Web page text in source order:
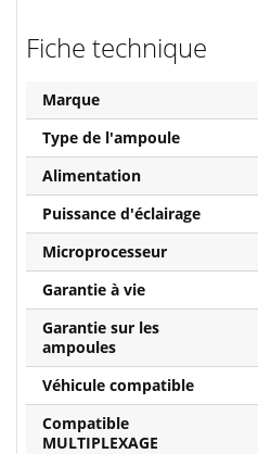
Fiche technique
Marque
Type de l'ampoule
Alimentation
Puissance d'éclairage
Microprocesseur
Garantie à vie
Garantie sur les
ampoules
Véhicule compatible
Compatible
MULTIPLEXAGE